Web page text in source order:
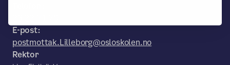
E-post:
postmottak.Lilleborg@osloskolen.no
Rektor